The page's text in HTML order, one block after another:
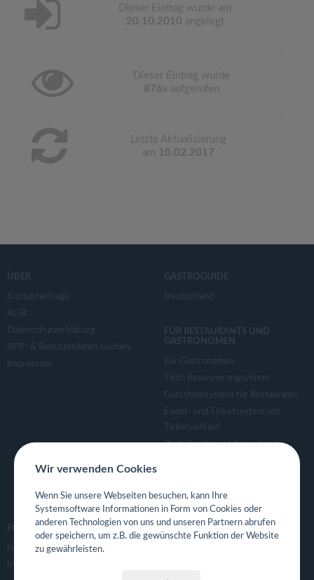
Dieser Eintrag wurde am
20.10.2010 angelegt
Dieser Eintrag wurde
876x aufgerufen
Letzte Aktualisierung
am 10.02.2017
ÜBER
Kontaktanfrage
AGB
Datenschutzerklärung
APP- & Benutzerdaten löschen
Impressum
GASTROGUIDE
Deutschland
FÜR RESTAURANTS UND
GASTRONOMEN
Für Gastronomen
Tisch Reservierungsystem
Gutscheinsystem für Restaurants
Event- und Ticketsystem mit
Ticketverkauf
Bestellsystem Lieferung und
Eigene App für Restaurant
FOLGE UNS
Facebook
Instagram
Wir verwenden Cookies
Wenn Sie unsere Webseiten besuchen, kann Ihre
Systemsoftware Informationen in Form von Cookies oder
anderen Technologien von uns und unseren Partnern abrufen
oder speichern, um z.B. die gewünschte Funktion der Website
zu gewährleisten.